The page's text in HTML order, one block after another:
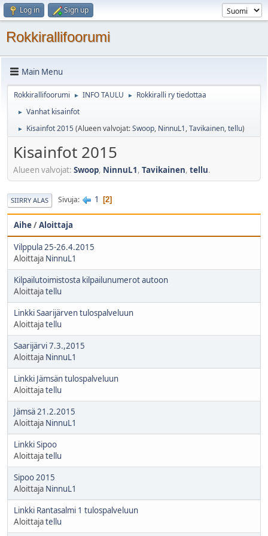
Log in Sign up
Rokkirallifoorumi
Main Menu
Rokkirallifoorumi ► INFO TAULU ► Rokkiralli ry tiedottaa
► Vanhat kisainfot
► Kisainfot 2015(Alueen valvojat:Swoop, NinnuL1,Tavikainen,tellu)
Kisainfot 2015
Alueen valvojat: Swoop, NinnuL1, Tavikainen, tellu.
SIIRRY ALAS Sivuja 1 2
Aihe/Aloittaja
Vilppula 25-26.4.2015
Aloittaja NinnuL1
Kilpailutoimistosta kilpailunumerot autoon
Aloittajatellu
Linkki Saarijärven tulospalveluun
Aloittajatellu
Saarijärvi 7.3.,2015
Aloittaja NinnuL1
Linkki Jämsän tulospalveluun
Aloittajatellu
Jämsä 21.2.2015
Aloittaja NinnuL1
Linkki Sipoo
Aloittajatellu
Sipoo 2015
Aloittaja NinnuL1
Linkki Rantasalmi 1 tulospalveluun
Aloittajatellu